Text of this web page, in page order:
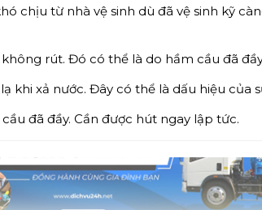
chịu từ nhà vệ sinh dù đã vệ sinh kỹ
rút. Đó có thể là do hầm cầu đã
khi xả nước. Đây có thể là dấu hiệu của
đã đầy. Cần được hút ngay lập tức.